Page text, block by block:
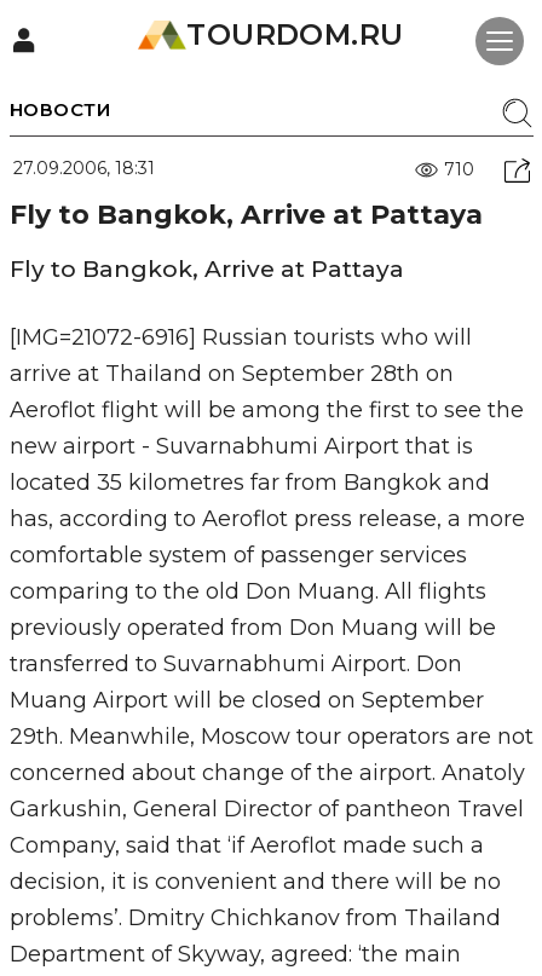
TOURDOM.RU
НОВОСТИ
27.09.2006, 18:31 710
Fly to Bangkok, Arrive at Pattaya
Fly to Bangkok, Arrive at Pattaya
[IMG=21072-6916] Russian tourists who will
arrive at Thailand on September 28th on
Aeroflot flight will be among the first to see the
new airport - Suvarnabhumi Airport that is
located 35 kilometres far from Bangkok and
has, according to Aeroflot press release, a more
comfortable system of passenger services
comparing to the old Don Muang. All flights
previously operated from Don Muang will be
transferred to Suvarnabhumi Airport. Don
Muang Airport will be closed on September
29th. Meanwhile, Moscow tour operators are not
concerned about change of the airport. Anatoly
Garkushin, General Director of pantheon Travel
Company, said that ‘if Aeroflot made such a
decision, it is convenient and there will be no
problems’. Dmitry Chichkanov from Thailand
Department of Skyway, agreed: ‘the main